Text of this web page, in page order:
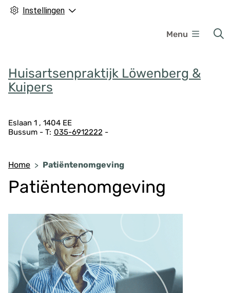
Instellingen
Huisartsenpraktijk Löwenberg &
Kuipers
f
d
Menu
A
d
e
g
g
n
Eslaan 1
1404 EE
Bussum
035-6912222
Home Patiëntenomgeving
Patiëntenomgeving